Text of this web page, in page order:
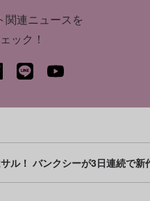
関連ニュースを
ック！
ル！ バンクシーが3日連続で